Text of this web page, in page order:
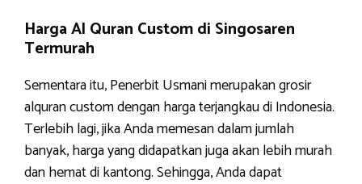
Harga Al Quran Custom di Singosaren
Termurah
Sementara itu, Penerbit Usmani merupakan grosir
alquran custom dengan harga terjangkau di Indonesia.
Terlebih lagi, jika Anda memesan dalam jumlah
banyak, harga yang didapatkan juga akan lebih murah
dan hemat di kantong. Sehingga, Anda dapat